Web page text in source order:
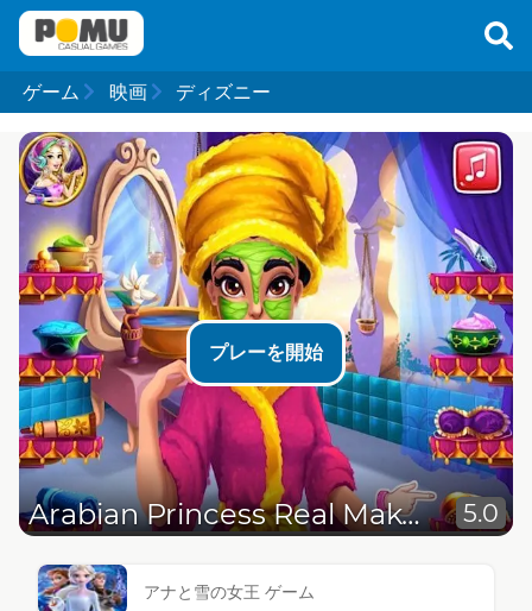
ゲーム 映画 ディズニー
プレーを開始
Arabian Princess Real Makeover 5.0
アナと雪の女王 ゲーム